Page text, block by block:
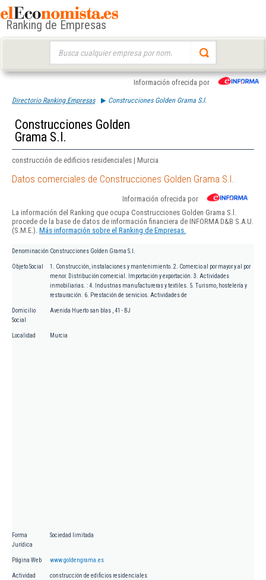
Ranking de Empresas
Información ofrecida por
Directorio Ranking Empresas Construcciones Golden Grama S.l.
Construcciones Golden
Grama S.l.
construcción de edificios residenciales | Murcia
Datos comerciales de Construcciones Golden Grama S.l.
Información ofrecida por
La información del Ranking que ocupa Construcciones Golden Grama S.l.
procede de la base de datos de información financiera de INFORMA D&B S.A.U.
(S.M.E.). Más información sobre el Ranking de Empresas.
Denominación Construcciones Golden Grama S.l.
Objeto Social
1. Construcción, instalaciones y mantenimiento. 2. Comercio al por mayor y al por
menor. Distribución comercial. Importación y exportación. 3. Actividades
inmobiliarias. : 4. Industrias manufactureras y textiles. 5. Turismo, hostelería y
restauración. 6. Prestación de servicios. Actividades de
Domicilio
Social
Avenida Huerto san blas , 41 - BJ
Localidad Murcia
Forma
Jurídica
Sociedad limitada
Página Web www.goldengrama.es
Actividad construcción de edificios residenciales